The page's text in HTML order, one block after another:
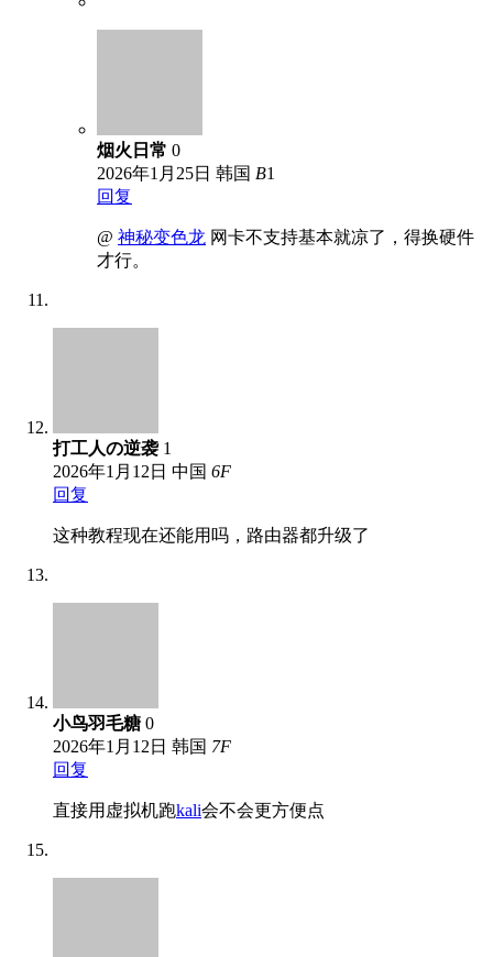
烟火日常 0
2026年1月25日 韩国 B1
回复
@ 神秘变色龙 网卡不支持基本就凉了，得换硬件
才行。
打工人の逆袭 1
2026年1月12日 中国 6F
回复
这种教程现在还能用吗，路由器都升级了
小鸟羽毛糖 0
2026年1月12日 韩国 7F
回复
直接用虚拟机跑kali会不会更方便点